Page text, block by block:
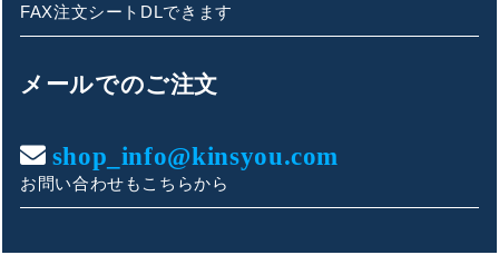
キンショウお問い合わせサポート
こんにちは！
お買い物やお問い合わせ相談のサポートをさせていただい
ご質問内容をお選びください。
FAX注文シートDLできます
メールでのご注文
shop_info@kinsyou.com
お問い合わせもこちらから